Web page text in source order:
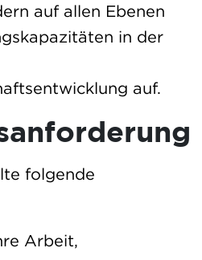
auf allen Ebenen
in der
auf.
folgende
Arbeit,